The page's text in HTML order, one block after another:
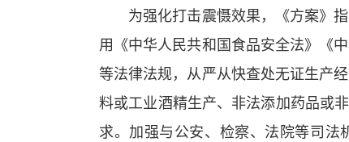
为强化打击震慑效果，《方案》指
用《中华人民共和国食品安全法》《
等法律法规，从严从快查处无证生产
料或工业酒精生产、非法添加药品或
求。加强与公安、检察、法院等司法